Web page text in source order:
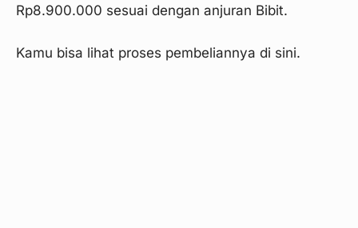
Rp8.900.000 sesuai dengan anjuran Bibit.
Kamu bisa lihat proses pembeliannya di sini.